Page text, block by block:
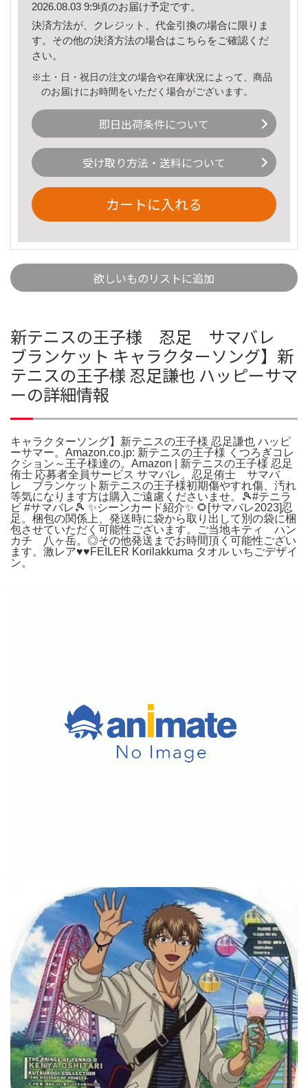
2026.08.03 9:9頃のお届け予定です。
決済方法が、クレジット、代金引換の場合に限りま
す。その他の決済方法の場合はこちら をご確認くだ
さい。
※土・日・祝日の注文の場合や在庫状況によって、商品
のお届けにお時間をいただく場合がございます。
即日出荷条件について
受け取り方法・送料について
カートに入れる
欲しいものリストに追加
新テニスの王子様 忍足 サマバレ
ブランケット キャラクターソング】新
テニスの王子様 忍足謙也 ハッピーサマ
ーの詳細情報
キャラクターソング】新テニスの王子様 忍足謙也 ハッピ
ーサマー。Amazon.co.jp: 新テニスの王子様 くつろぎコレ
クション～王子様達の。Amazon | 新テニスの王子様 忍足
侑士 応募者全員サービス サマバレ。忍足侑士 サマバ
レ ブランケット新テニスの王子様初期傷やすれ傷、汚れ
等気になります方は購入ご遠慮くださいませ。🎾#テニラ
ビ #サマバレ🎾 ✨シーンカード紹介✨ 🌻[サマバレ2023]忍
足。梱包の関係上、発送時に袋から取り出して別の袋に梱
包させていただく可能性ございます。ご当地キティ ハン
カチ 八ヶ岳。◎その他発送までお時間頂く可能性ござい
ます。激レア♥♥FEILER Korilakkuma タオル いちごデザイ
ン。